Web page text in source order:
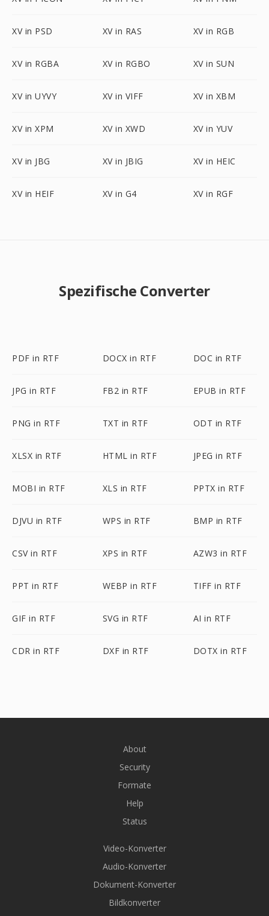
XV in PSD XV in RAS XV in RGB
XV in RGBA XV in RGBO XV in SUN
XV in UYVY XV in VIFF XV in XBM
XV in XPM XV in XWD XV in YUV
XV in JBG XV in JBIG XV in HEIC
XV in HEIF XV in G4 XV in RGF
Spezifische Converter
PDF in RTF DOCX in RTF DOC in RTF
JPG in RTF FB2 in RTF EPUB in RTF
PNG in RTF TXT in RTF ODT in RTF
XLSX in RTF HTML in RTF JPEG in RTF
MOBI in RTF XLS in RTF PPTX in RTF
DJVU in RTF WPS in RTF BMP in RTF
CSV in RTF XPS in RTF AZW3 in RTF
PPT in RTF WEBP in RTF TIFF in RTF
GIF in RTF SVG in RTF AI in RTF
CDR in RTF DXF in RTF DOTX in RTF
About
Security
Formate
Help
Status
Video-Konverter
Audio-Konverter
Dokument-Konverter
Bildkonverter